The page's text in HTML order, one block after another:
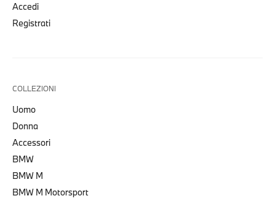
Accedi
Registrati
COLLEZIONI
Uomo
Donna
Accessori
BMW
BMW M
BMW M Motorsport